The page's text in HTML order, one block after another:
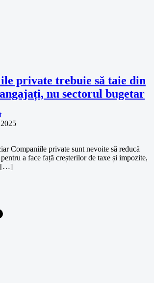
private trebuie să taie din
nu sectorul bugetar
Companiile private sunt nevoite să reducă
a face față creșterilor de taxe și impozite,
[…]